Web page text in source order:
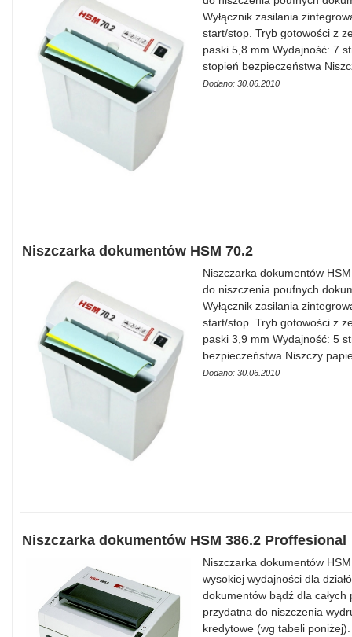
Wyłącznik zasilania
start/stop. Tryb gotowości z
paski 5,8 mm Wydajność: 7
stopień bezpieczeństwa
Dodano: 30.06.2010
Niszczarka dokumentów HSM 70.2
Niszczarka dokumentów
do niszczenia poufnych
Wyłącznik zasilania
start/stop. Tryb gotowości z
paski 3,9 mm Wydajność: 5
bezpieczeństwa Niszczy
Dodano: 30.06.2010
Niszczarka dokumentów HSM 386.2 Proffesional
Niszczarka dokumentów
wysokiej wydajności dla
dokumentów bądź dla
przydatna do niszczenia
kredytowe (wg tabeli